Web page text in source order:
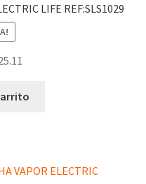
LIFE REF:SLS1029